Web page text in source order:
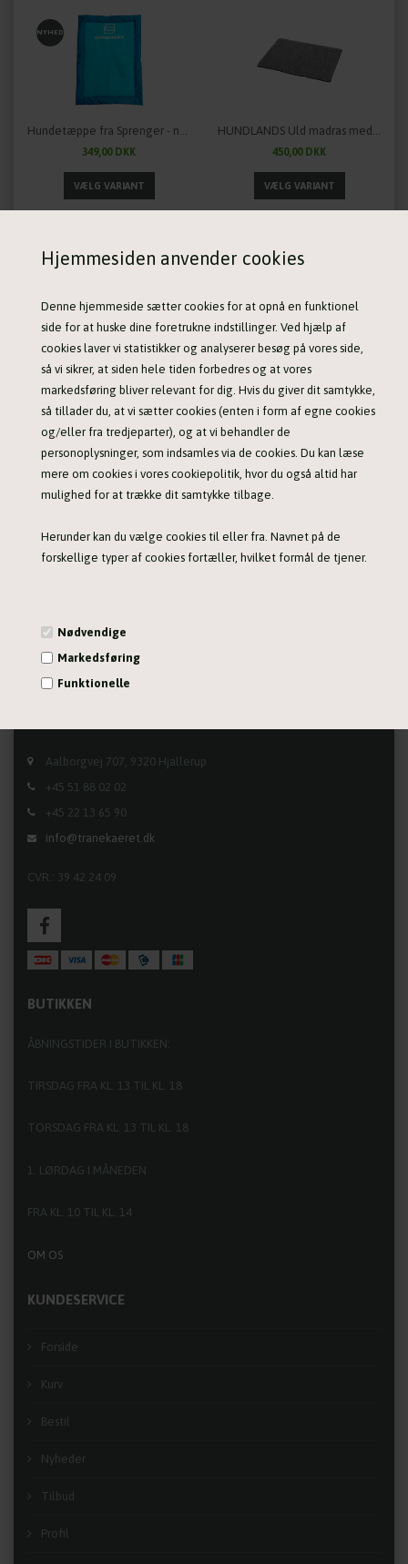
Hjemmesiden anvender cookies
Denne hjemmeside sætter cookies for at opnå en funktionel
side for at huske dine foretrukne indstillinger. Ved hjælp af
cookies laver vi statistikker og analyserer besøg på vores side,
så vi sikrer, at siden hele tiden forbedres og at vores
markedsføring bliver relevant for dig. Hvis du giver dit samtykke,
så tillader du, at vi sætter cookies (enten i form af egne cookies
og/eller fra tredjeparter), og at vi behandler de
personoplysninger, som indsamles via de cookies. Du kan læse
mere om cookies i vores cookiepolitik, hvor du også altid har
mulighed for at trække dit samtykke tilbage.
Herunder kan du vælge cookies til eller fra. Navnet på de
forskellige typer af cookies fortæller, hvilket formål de tjener.
Nødvendige
Markedsføring
Funktionelle
NYHED
Hundetæppe fra Sprenger - nemt at tage med på tur
349,00 DKK
HUNDLANDS Uld madras med vandtæt underside
450,00 DKK
HUNDLANDS Uld tæppe - nemt at tage med på tur
390,00 DKK 649,00 DKK
Petlounger hundepude - Måler 70x85 cm
Aalborgvej 707, 9320 Hjallerup
+45 51 88 02 02
+45 22 13 65 90
info@tranekaeret.dk
CVR.: 39 42 24 09
BUTIKKEN
ÅBNINGSTIDER I BUTIKKEN:
TIRSDAG FRA KL. 13 TIL KL. 18
TORSDAG FRA KL. 13 TIL KL. 18
1. LØRDAG I MÅNEDEN
FRA KL. 10 TIL KL. 14
OM OS
KUNDESERVICE
Forside
Kurv
Bestil
Nyheder
Tilbud
Profil